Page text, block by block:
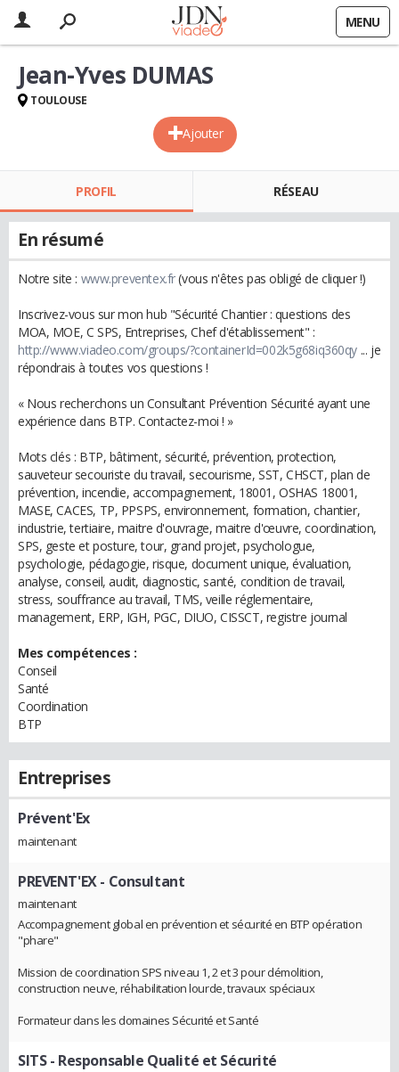
MENU
Ajouter
Jean-Yves DUMAS
TOULOUSE
PROFIL RÉSEAU
En résumé
Notre site : www.preventex.fr(vous n'êtes pas obligé de cliquer !)
Inscrivez-vous sur mon hub "Sécurité Chantier : questions des
MOA, MOE, C SPS, Entreprises, Chef d'établissement" :
http://www.viadeo.com/groups/?containerId=002k5g68iq360qy ... je
répondrais à toutes vos questions !
« Nous recherchons un Consultant Prévention Sécurité ayant une
expérience dans BTP. Contactez-moi ! »
Mots clés : BTP, bâtiment, sécurité, prévention, protection,
sauveteur secouriste du travail, secourisme, SST, CHSCT, plan de
prévention, incendie, accompagnement, 18001, OSHAS 18001,
MASE, CACES, TP, PPSPS, environnement, formation, chantier,
industrie, tertiaire, maitre d'ouvrage, maitre d'œuvre, coordination,
SPS, geste et posture, tour, grand projet, psychologue,
psychologie, pédagogie, risque, document unique, évaluation,
analyse, conseil, audit, diagnostic, santé, condition de travail,
stress, souffrance au travail, TMS, veille réglementaire,
management, ERP, IGH, PGC, DIUO, CISSCT, registre journal
Mes compétences :
Conseil
Santé
Coordination
BTP
Entreprises
Prévent'Ex
maintenant
PREVENT'EX- Consultant
maintenant
Accompagnement global en prévention et sécurité en BTP opération
"phare"
Mission de coordination SPS niveau 1, 2 et 3 pour démolition,
construction neuve, réhabilitation lourde, travaux spéciaux
Formateur dans les domaines Sécurité et Santé
SITS- Responsable Qualité et Sécurité